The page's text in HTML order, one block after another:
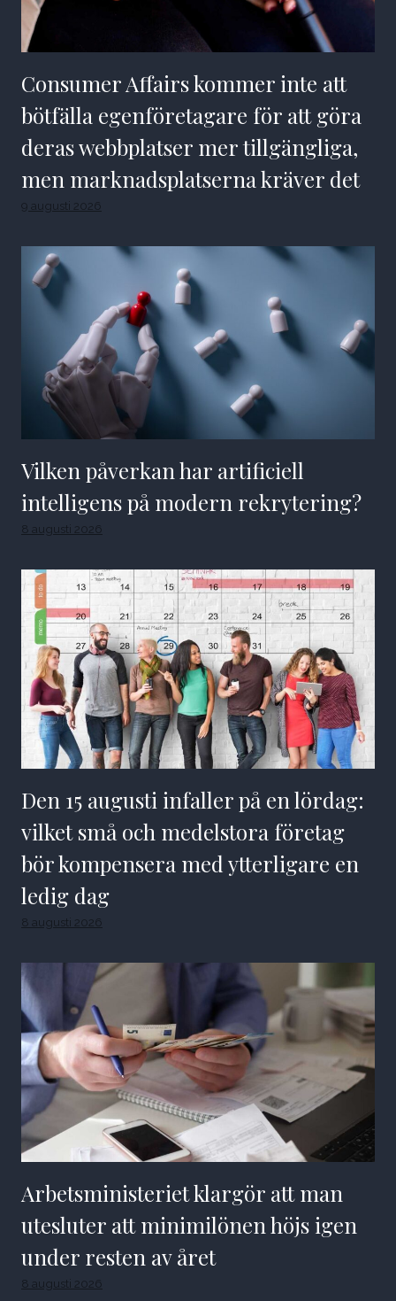
Consumer Affairs kommer inte att
bötfälla egenföretagare för att göra
deras webbplatser mer tillgängliga,
men marknadsplatserna kräver det
9 augusti 2026
Vilken påverkan har artificiell
intelligens på modern rekrytering?
8 augusti 2026
Den 15 augusti infaller på en lördag:
vilket små och medelstora företag
bör kompensera med ytterligare en
ledig dag
8 augusti 2026
Arbetsministeriet klargör att man
utesluter att minimilönen höjs igen
under resten av året
8 augusti 2026